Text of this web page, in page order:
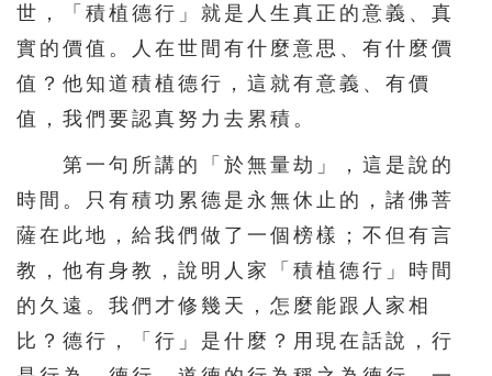
世，「積植德行」就是人生真正的意義、真
實的價值。人在世間有什麼意思、有什麼價
值？他知道積植德行，這就有意義、有價
值，我們要認真努力去累積。
第一句所講的「於無量劫」，這是說的
時間。只有積功累德是永無休止的，諸佛菩
薩在此地，給我們做了一個榜樣；不但有言
教，他有身教，說明人家「積植德行」時間
的久遠。我們才修幾天，怎麼能跟人家相
比？德行，「行」是什麼？用現在話說，行